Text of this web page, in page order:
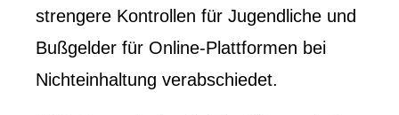
strengere Kontrollen für Jugendliche und
Bußgelder für Online-Plattformen bei
Nichteinhaltung verabschiedet.